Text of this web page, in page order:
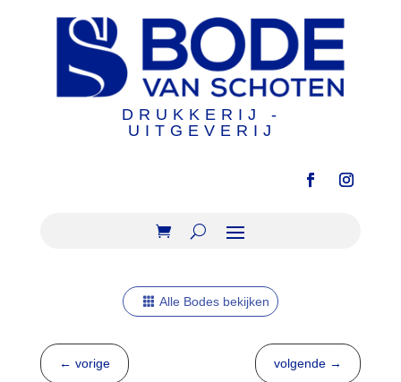
DRUKKERIJ -
UITGEVERIJ
Alle Bodes bekijken
← vorige volgende →